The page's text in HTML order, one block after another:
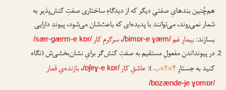
هم‌چُنین بندهایِ صفتیِ دیگر که از دیدگاهِ ساختاری صفتِ کنش‌پذیر به
شمار نمی‌روند، می‌توانند با پدیده‌ای که باعث‌شان می‌شود، پیوندِ دارایی
بسازند:بیمارِ غم/bimɒr-e ɣæm/،سرگرمِ کار/sær-gærm-e kɒr/
در پیونداندنِ مفعولِ مستقیم به صفتِ کنش‌گر برایِ نشان‌بخشی‌ش (نگاه
کنید به جستارِ۴×۲×ب. ):عاشقِ کار/ɒʃeɣ-e kɒr/،بازنده‌یِ قمار
/bɒzænde-je ɣomɒr/